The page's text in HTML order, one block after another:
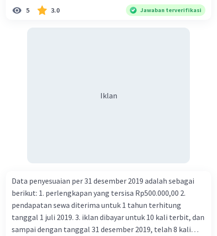
5 3.0 Jawaban terverifikasi
Iklan
Data penyesuaian per 31 desember 2019 adalah sebagai
berikut: 1. perlengkapan yang tersisa Rp500.000,00 2.
pendapatan sewa diterima untuk 1 tahun terhitung
tanggal 1 juli 2019. 3. iklan dibayar untuk 10 kali terbit, dan
sampai dengan tanggal 31 desember 2019, telah 8 kali